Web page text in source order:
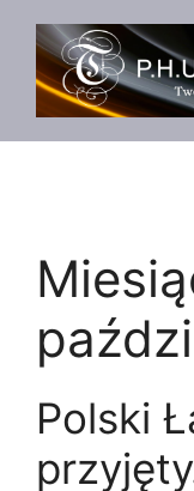
treści
Polski